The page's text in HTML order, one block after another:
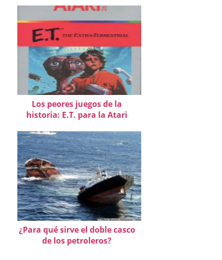
Los peores juegos de la
historia: E.T. para la Atari
¿Para qué sirve el doble casco
de los petroleros?